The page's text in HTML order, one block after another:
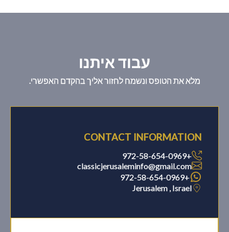
עבוד איתנו
מלא את הטופס ונשמח לחזור אליך בהקדם האפשרי.
CONTACT INFORMATION
+972-58-654-0969
classicjerusaleminfo@gmail.com
+972-58-654-0969
Jerusalem , Israel